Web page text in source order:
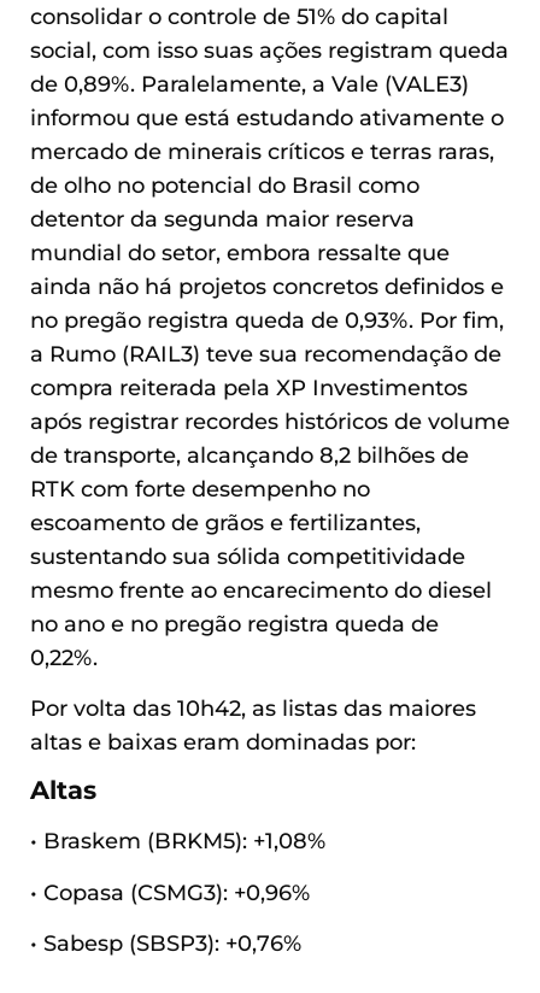
consolidar o controle de 51% do capital
social, com isso suas ações registram queda
de 0,89%. Paralelamente, a Vale (VALE3)
informou que está estudando ativamente o
mercado de minerais críticos e terras raras,
de olho no potencial do Brasil como
detentor da segunda maior reserva
mundial do setor, embora ressalte que
ainda não há projetos concretos definidos e
no pregão registra queda de 0,93%. Por fim,
a Rumo (RAIL3) teve sua recomendação de
compra reiterada pela XP Investimentos
após registrar recordes históricos de volume
de transporte, alcançando 8,2 bilhões de
RTK com forte desempenho no
escoamento de grãos e fertilizantes,
sustentando sua sólida competitividade
mesmo frente ao encarecimento do diesel
no ano e no pregão registra queda de
0,22%.
Por volta das 10h42, as listas das maiores
altas e baixas eram dominadas por:
Altas
• Braskem (BRKM5): +1,08%
• Copasa (CSMG3): +0,96%
• Sabesp (SBSP3): +0,76%